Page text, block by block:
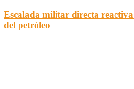
Escalada militar directa
del petróleo